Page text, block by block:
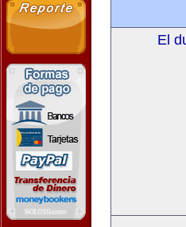
El